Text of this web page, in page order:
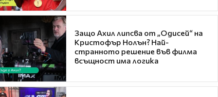
Защо Ахил липсва от „Одисей“ на
Кристофър Нолън? Най-
странното решение във филма
всъщност има логика